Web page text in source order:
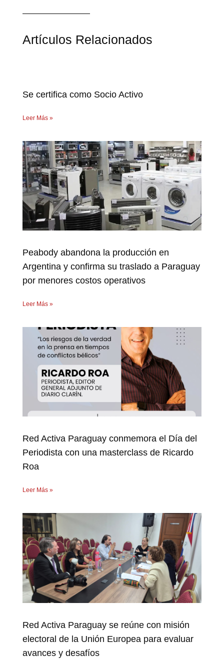
Artículos Relacionados
Se certifica como Socio Activo
Leer Más »
Peabody abandona la producción en
Argentina y confirma su traslado a Paraguay
por menores costos operativos
Leer Más »
Red Activa Paraguay conmemora el Día del
Periodista con una masterclass de Ricardo
Roa
Leer Más »
Red Activa Paraguay se reúne con misión
electoral de la Unión Europea para evaluar
avances y desafíos